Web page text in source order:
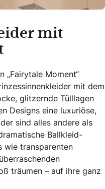
mit
„Fairytale Moment“
mit dem
glitzernde Tülllagen
Designs eine luxuriöse,
sind alles andere als
Ballkleid-
wie transparenten
träumen – auf ihre ganz